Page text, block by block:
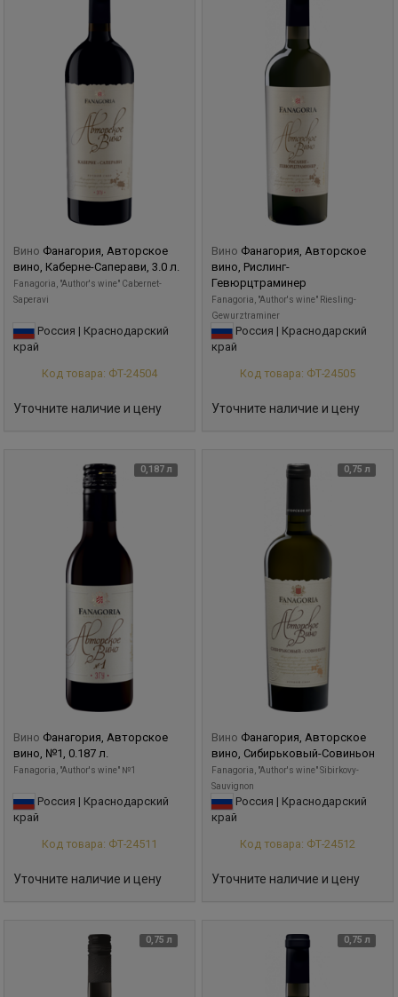
Вино Фанагория, Авторское
вино, Каберне-Саперави, 3.0 л.
Fanagoria, "Author's wine" Cabernet-
Saperavi
Россия | Краснодарский
край
Код товара: ФТ-24504
Уточните наличие и цену
Вино Фанагория, Авторское
вино, Рислинг-
Гевюрцтраминер
Fanagoria, "Author's wine" Riesling-
Gewurztraminer
Россия | Краснодарский
край
Код товара: ФТ-24505
Уточните наличие и цену
0,187 л
Вино Фанагория, Авторское
вино, №1, 0.187 л.
Fanagoria, "Author's wine" №1
Россия | Краснодарский
край
Код товара: ФТ-24511
Уточните наличие и цену
0,75 л
Вино Фанагория, Авторское
вино, Сибирьковый-Совиньон
Fanagoria, "Author's wine" Sibirkovy-
Sauvignon
Россия | Краснодарский
край
Код товара: ФТ-24512
Уточните наличие и цену
0,75 л 0,75 л